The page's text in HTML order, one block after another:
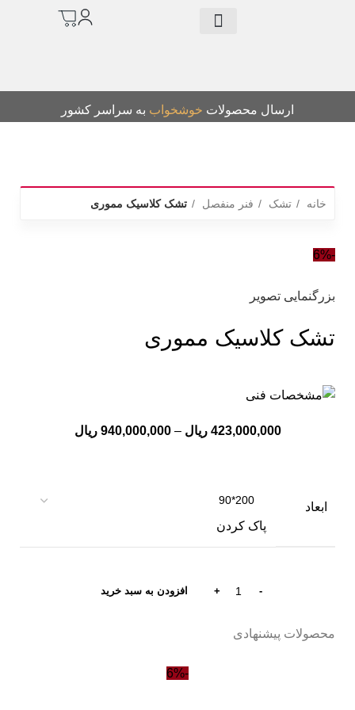
ارسال محصولات خوشخواب به سراسر کشور
خانه تشک فنر منفصل تشک کلاسیک مموری
-6%
بزرگنمایی تصویر
تشک کلاسیک مموری
423,000,000 ریال –
940,000,000 ریال
ابعاد
پاک کردن
افزودن به سبد خرید
محصولات پیشنهادی
-6%